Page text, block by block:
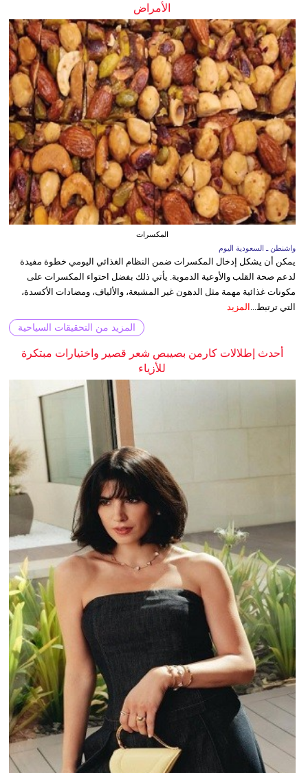
الأمراض
المكسرات
واشنطن ـ السعودية اليوم
يمكن أن يشكل إدخال المكسرات ضمن النظام الغذائي اليومي خطوة مفيدة
لدعم صحة القلب والأوعية الدموية. يأتي ذلك بفضل احتواء المكسرات على
مكونات غذائية مهمة مثل الدهون غير المشبعة، والألياف، ومضادات الأكسدة،
التي ترتبط...
المزيد
المزيد من التحقيقات السياحية
أحدث إطلالات كارمن بصيبص شعر قصير واختيارات مبتكرة
للأزياء